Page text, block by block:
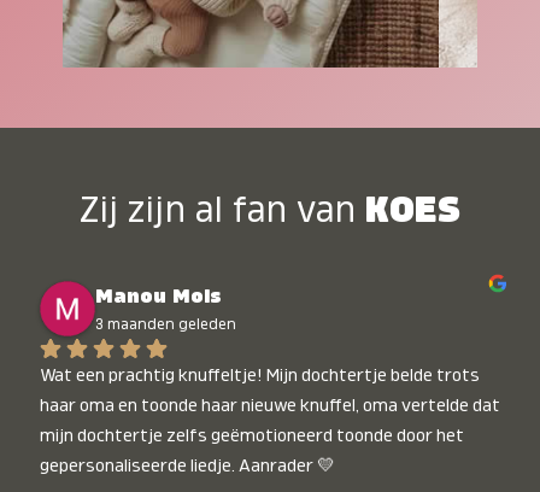
Zij zijn al fan van KOES
Manou Mols
3 maanden geleden
Wat een prachtig knuffeltje! Mijn dochtertje belde trots
haar oma en toonde haar nieuwe knuffel, oma vertelde dat
mijn dochtertje zelfs geëmotioneerd toonde door het
gepersonaliseerde liedje. Aanrader 💛